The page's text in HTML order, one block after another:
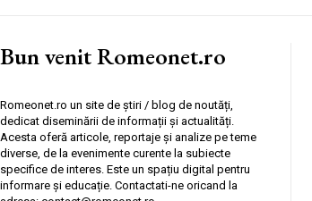
Bun venit Romeonet.ro
Romeonet.ro un site de știri / blog de noutăți,
dedicat diseminării de informații și actualități.
Acesta oferă articole, reportaje și analize pe teme
diverse, de la evenimente curente la subiecte
specifice de interes. Este un spațiu digital pentru
informare și educație. Contactati-ne oricand la